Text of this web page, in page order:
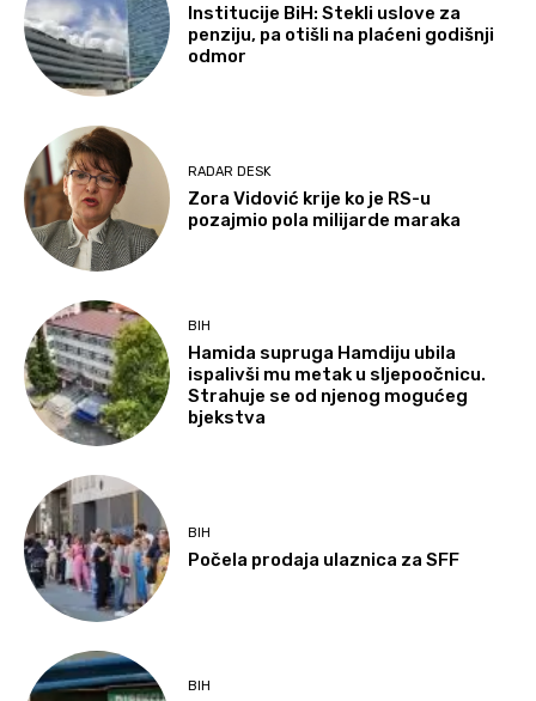
Institucije BiH: Stekli uslove za
penziju, pa otišli na plaćeni godišnji
odmor
RADAR DESK
Zora Vidović krije ko je RS-u
pozajmio pola milijarde maraka
BIH
Hamida supruga Hamdiju ubila
ispalivši mu metak u sljepoočnicu.
Strahuje se od njenog mogućeg
bjekstva
BIH
Počela prodaja ulaznica za SFF
BIH